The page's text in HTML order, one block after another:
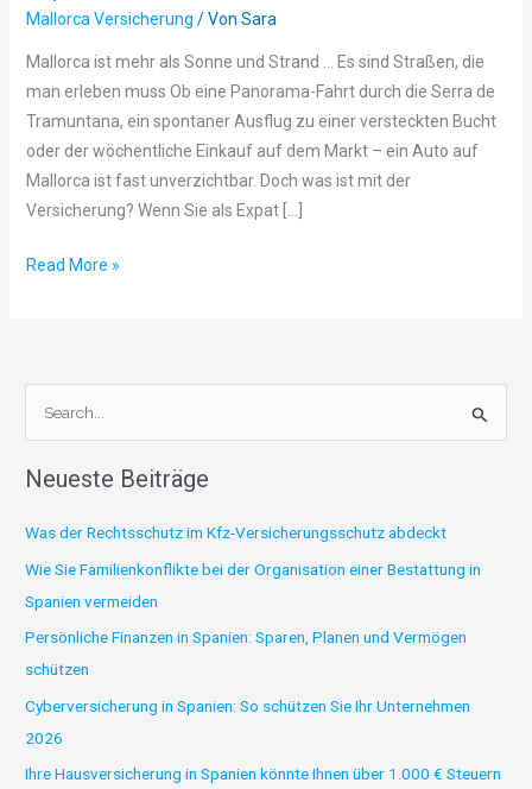
Mallorca Versicherung / Von Sara
Mallorca ist mehr als Sonne und Strand … Es sind Straßen, die
man erleben muss Ob eine Panorama-Fahrt durch die Serra de
Tramuntana, ein spontaner Ausflug zu einer versteckten Bucht
oder der wöchentliche Einkauf auf dem Markt – ein Auto auf
Mallorca ist fast unverzichtbar. Doch was ist mit der
Versicherung? Wenn Sie als Expat […]
für
Expats
Read More »
c
n
n
a
c
h
:
Neueste Beiträge
Was der Rechtsschutz im Kfz-Versicherungsschutz abdeckt
Wie Sie Familienkonflikte bei der Organisation einer Bestattung in
Spanien vermeiden
Persönliche Finanzen in Spanien: Sparen, Planen und Vermögen
schützen
Cyberversicherung in Spanien: So schützen Sie Ihr Unternehmen
2026
Ihre Hausversicherung in Spanien könnte Ihnen über 1.000 € Steuern